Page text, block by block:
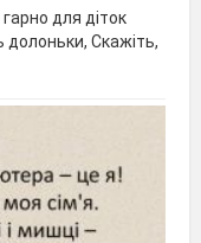
для діток
долоньки, Скажіть,